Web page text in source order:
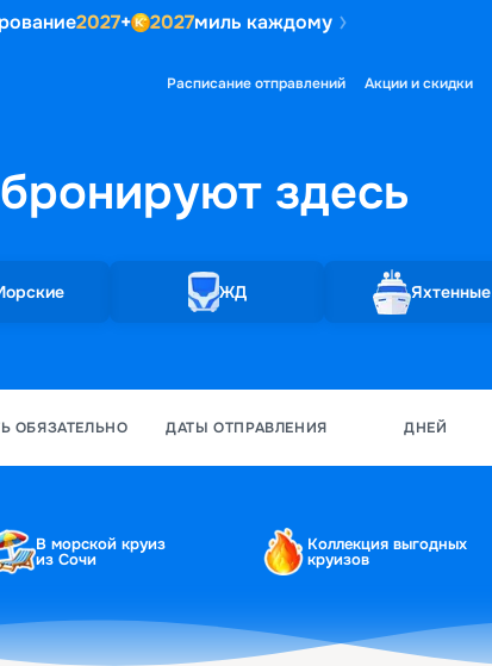
2027+ 2027миль каждому
Расписание отправлений Акции и скидки
здесь
ЖД Яхтенные
ОБЯЗАТЕЛЬНО ДАТЫ ОТПРАВЛЕНИЯ ДНЕЙ
В морской круиз
из Сочи
Коллекция выгодных
круизов